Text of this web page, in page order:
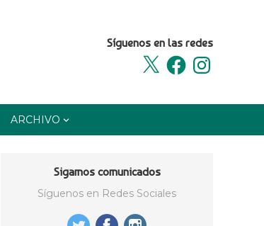
Síguenos en las redes
X
FacebookInstagram
ARCHIVO
Sigamos comunicados
Síguenos en Redes Sociales